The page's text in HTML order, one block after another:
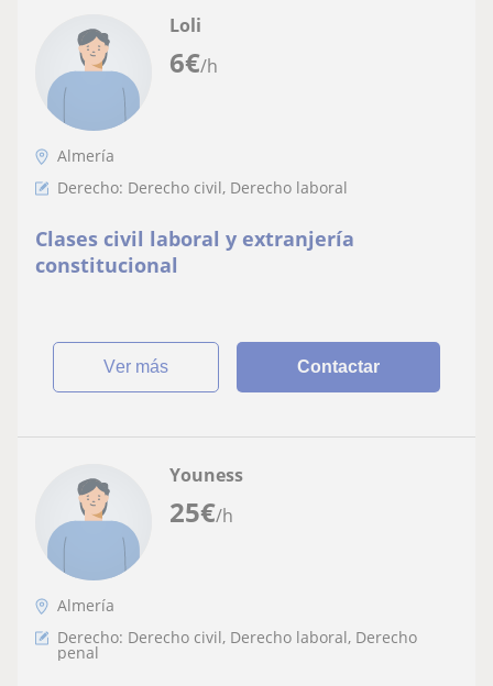
6€/h
Loli
Almería
Derecho: Derecho civil, Derecho laboral
Clases civil laboral y extranjería
constitucional
ver más Contactar
25€/h
Youness
Almería
Derecho: Derecho civil, Derecho laboral, Derecho
penal